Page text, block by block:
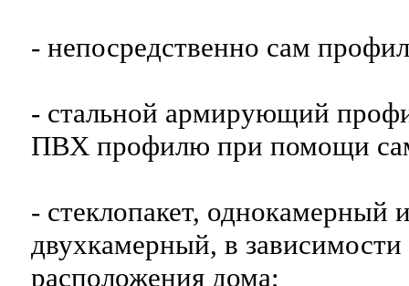
- непосредственно сам
- стальной армирующий
ПВХ профилю при помощи
- стеклопакет, однокамерный
двухкамерный, в зависимости
расположения дома;